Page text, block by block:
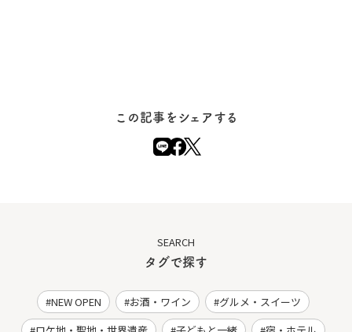
この記事をシェアする
SEARCH
タグで探す
NEW OPEN お酒・ワイン
グルメ・スイーツ